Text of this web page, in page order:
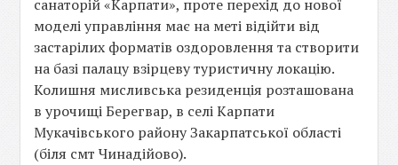
санаторій «Карпати», проте перехід до нової
моделі управління має на меті відійти від
застарілих форматів оздоровлення та створити
на базі палацу взірцеву туристичну локацію.
Колишня мисливська резиденція розташована
в урочищі Берегвар, в селі Карпати
Мукачівського району Закарпатської області
(біля смт Чинадійово).